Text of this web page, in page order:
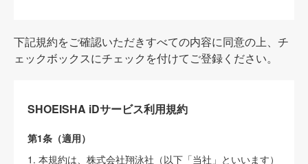
下記規約をご確認いただきすべての内容に同意の上、チ
ェックボックスにチェックを付けてご登録ください。
SHOEISHA iDサービス利用規約
第1条（適用）
1. 本規約は、株式会社翔泳社（以下「当社」といいます）